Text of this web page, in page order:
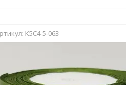
К5С4-5-063